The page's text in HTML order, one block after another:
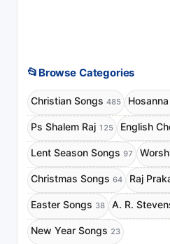
📂 Browse Categories
Christian Songs 485
Ps Shalem Raj 125 English
Lent Season Songs 97
Christmas Songs 64 Raj
Easter Songs 38 A. R.
New Year Songs 23